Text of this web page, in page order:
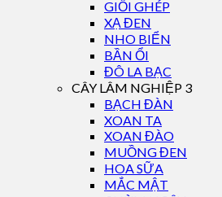
GIỔI GHÉP
XẠ ĐEN
NHO BIỂN
BẦN ỔI
ĐÔ LA BẠC
CÂY LÂM NGHIỆP 3
BẠCH ĐÀN
XOAN TA
XOAN ĐÀO
MUỒNG ĐEN
HOA SỮA
MẮC MẬT